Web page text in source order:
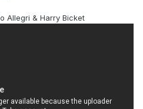
Allegri & Harry Bicket